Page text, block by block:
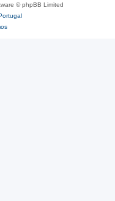
© phpBB Limited